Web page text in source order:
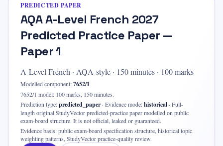
PREDICTED PAPER
AQA A-Level French 2027
Predicted Practice Paper —
Paper 1
A-Level French · AQA-style · 150minutes · 100 marks
Modelled component:7652/1
7652/1 model: 100 marks, 150 minutes.
Prediction type:predicted_paper · Evidence mode:historical · Full-
length original StudyVector predicted-practice paper modelled on public
exam-board structure. It is not official, leaked or guaranteed.
Evidence basis:public exam-board specification structure, historical topic
weighting patterns, StudyVector practice-quality review.